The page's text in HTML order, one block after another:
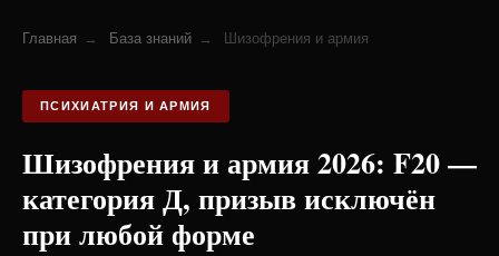
Главная → База знаний → Шизофрения и армия
ПСИХИАТРИЯ И АРМИЯ
Шизофрения и армия 2026: F20 —
категория Д, призыв исключён
при любой форме